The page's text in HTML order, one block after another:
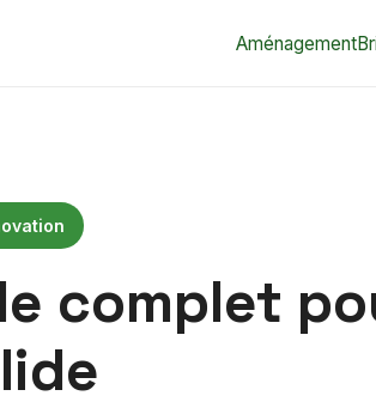
Aménagement
complet